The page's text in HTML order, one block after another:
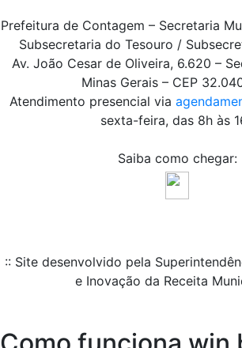
Prefeitura de Contagem – Secretaria
Subsecretaria do Tesouro /
Av. João Cesar de Oliveira, 6.620 –
Minas Gerais – CEP
Atendimento presencial via
sexta-feira, das 8h às
Saiba como chegar:
:: Site desenvolvido pela
e Inovação da Receita